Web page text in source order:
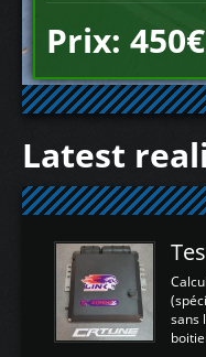
Prix: 450€
Latest
sans